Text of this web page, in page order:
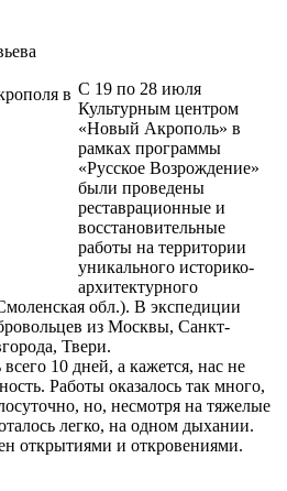
С 19 по 28 июля
Культурным центром
«Новый Акрополь» в
рамках программы
«Русское Возрождение»
были проведены
реставрационные и
восстановительные
работы на территории
уникального историко-
архитектурного
обл.). В экспедиции
из Москвы, Санкт-
Твери.
10 дней, а кажется, нас не
Работы оказалось так много,
но, несмотря на тяжелые
легко, на одном дыхании.
открытиями и откровениями.